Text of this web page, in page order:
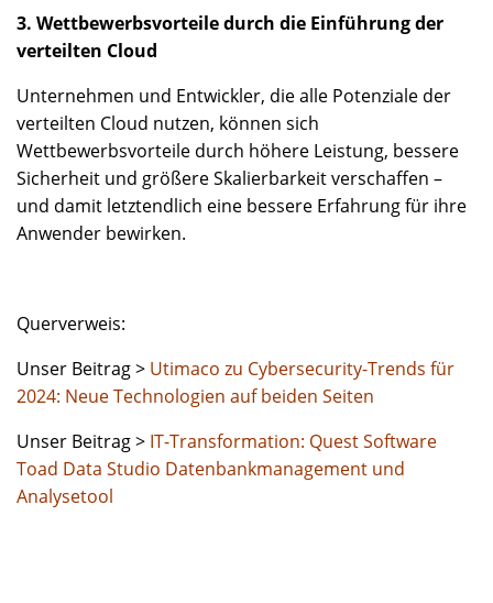
3. Wettbewerbsvorteile durch die Einführung der
verteilten Cloud
Unternehmen und Entwickler, die alle Potenziale der
verteilten Cloud nutzen, können sich
Wettbewerbsvorteile durch höhere Leistung, bessere
Sicherheit und größere Skalierbarkeit verschaffen –
und damit letztendlich eine bessere Erfahrung für ihre
Anwender bewirken.
Querverweis:
Unser Beitrag > Utimaco zu Cybersecurity-Trends für
2024: Neue Technologien auf beiden Seiten
Unser Beitrag > IT-Transformation: Quest Software
Toad Data Studio Datenbankmanagement und
Analysetool